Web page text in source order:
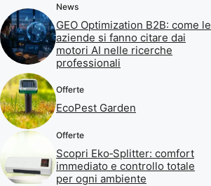
News
GEO Optimization B2B: come le
aziende si fanno citare dai
motori AI nelle ricerche
professionali
Offerte
EcoPest Garden
Offerte
Scopri Eko‑Splitter: comfort
immediato e controllo totale
per ogni ambiente